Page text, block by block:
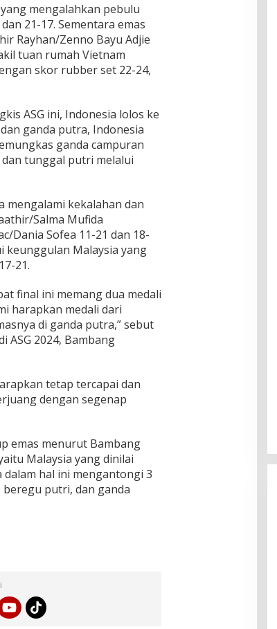
mengalahkan pebulu
21-17. Sementara emas
Rayhan/Zenno Bayu Adjie
tuan rumah Vietnam
skor rubber set 22-24,
ASG ini, Indonesia lolos ke
ganda putra, Indonesia
ganda campuran
tunggal putri melalui
mengalami kekalahan dan
Salma Mufida
Dania Sofea 11-21 dan 18-
keunggulan Malaysia yang
21.
final ini memang dua medali
harapkan medali dari
di ganda putra,” sebut
ASG 2024, Bambang
tetap tercapai dan
dengan segenap
emas menurut Bambang
Malaysia yang dinilai
hal ini mengantongi 3
putri, dan ganda